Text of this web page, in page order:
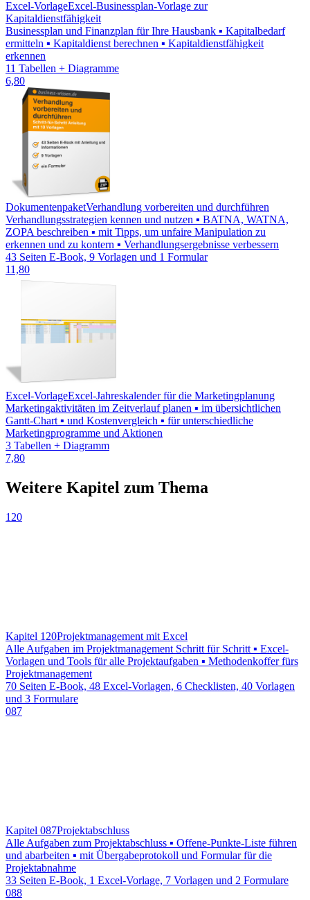
Excel-VorlageExcel-Businessplan-Vorlage zur
Kapitaldienstfähigkeit
Businessplan und Finanzplan für Ihre Hausbank ▪ Kapitalbedarf
ermitteln ▪ Kapitaldienst berechnen ▪ Kapitaldienstfähigkeit
erkennen
11 Tabellen + Diagramme
6,80
DokumentenpaketVerhandlung vorbereiten und durchführen
Verhandlungsstrategien kennen und nutzen ▪ BATNA, WATNA,
ZOPA beschreiben ▪ mit Tipps, um unfaire Manipulation zu
erkennen und zu kontern ▪ Verhandlungsergebnisse verbessern
43 Seiten E-Book, 9 Vorlagen und 1 Formular
11,80
Excel-VorlageExcel-Jahreskalender für die Marketingplanung
Marketingaktivitäten im Zeitverlauf planen ▪ im übersichtlichen
Gantt-Chart ▪ und Kostenvergleich ▪ für unterschiedliche
Marketingprogramme und Aktionen
3 Tabellen + Diagramm
7,80
Weitere Kapitel zum Thema
120
Kapitel 120Projektmanagement mit Excel
Alle Aufgaben im Projektmanagement Schritt für Schritt ▪ Excel-
Vorlagen und Tools für alle Projektaufgaben ▪ Methodenkoffer fürs
Projektmanagement
70 Seiten E-Book, 48 Excel-Vorlagen, 6 Checklisten, 40 Vorlagen
und 3 Formulare
087
Kapitel 087Projektabschluss
Alle Aufgaben zum Projektabschluss ▪ Offene-Punkte-Liste führen
und abarbeiten ▪ mit Übergabeprotokoll und Formular für die
Projektabnahme
33 Seiten E-Book, 1 Excel-Vorlage, 7 Vorlagen und 2 Formulare
088